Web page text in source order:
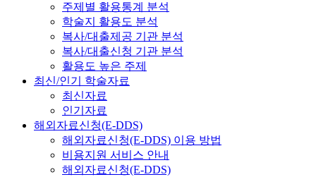
주제별 활용통계 분석
학술지 활용도 분석
복사/대출제공 기관 분석
복사/대출신청 기관 분석
활용도 높은 주제
최신/인기 학술자료
최신자료
인기자료
해외자료신청(E-DDS)
해외자료신청(E-DDS) 이용 방법
비용지원 서비스 안내
해외자료신청(E-DDS)